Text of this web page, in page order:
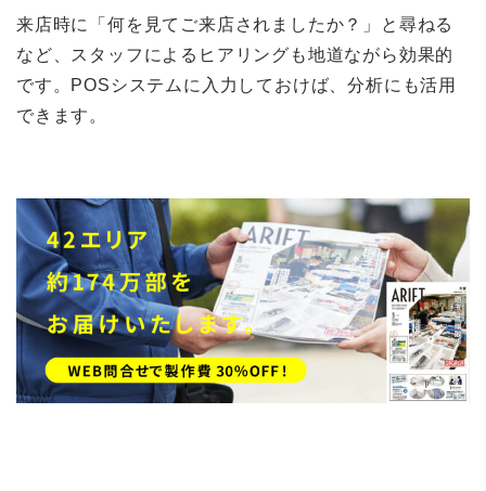
来店時に「何を見てご来店されましたか？」と尋ねる
など、スタッフによるヒアリングも地道ながら効果的
です。POSシステムに入力しておけば、分析にも活用
できます。